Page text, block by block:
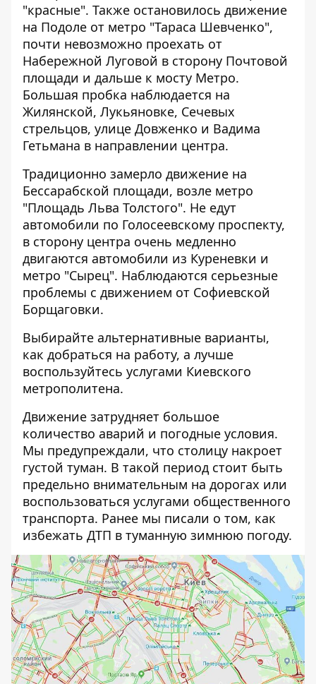
"красные". Также остановилось движение
на Подоле от метро "Тараса Шевченко",
почти невозможно проехать от
Набережной Луговой в сторону Почтовой
площади и дальше к мосту Метро.
Большая пробка наблюдается на
Жилянской, Лукьяновке, Сечевых
стрельцов, улице Довженко и Вадима
Гетьмана в направлении центра.
Традиционно замерло движение на
Бессарабской площади, возле метро
"Площадь Льва Толстого". Не едут
автомобили по Голосеевскому проспекту,
в сторону центра очень медленно
двигаются автомобили из Куреневки и
метро "Сырец". Наблюдаются серьезные
проблемы с движением от Софиевской
Борщаговки.
Выбирайте альтернативные варианты,
как добраться на работу, а лучше
воспользуйтесь услугами Киевского
метрополитена.
Движение затрудняет большое
количество аварий и погодные условия.
Мы предупреждали, что столицу накроет
густой туман. В такой период стоит быть
предельно внимательным на дорогах или
воспользоваться услугами общественного
транспорта. Ранее мы писали о том, как
избежать ДТП в туманную зимнюю погоду.